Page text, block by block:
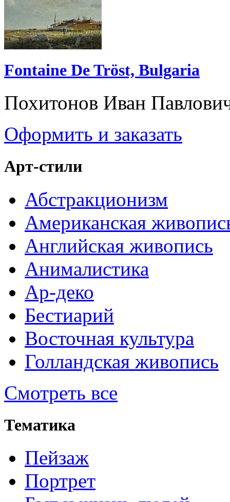
Fontaine De Tröst, Bulgaria
Похитонов Иван
Оформить и заказать
Арт-стили
Абстракционизм
Американская
Английская живопись
Анималистика
Ар-деко
Бестиарий
Восточная культура
Голландская живопись
Смотреть все
Тематика
Пейзаж
Портрет